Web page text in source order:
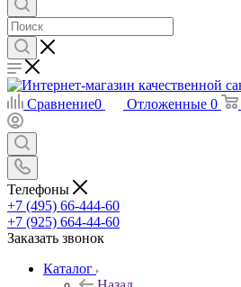
Сравнение0 Отложенные 0
Телефоны
+7 (495) 66-444-60
+7 (925) 664-44-60
Заказать звонок
Каталог